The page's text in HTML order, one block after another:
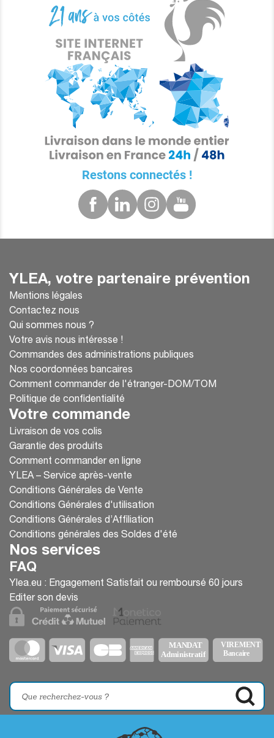
Restons connectés !
YLEA, votre partenaire prévention
Mentions légales
Contactez nous
Qui sommes nous ?
Votre avis nous intéresse !
Commandes des administrations publiques
Nos coordonnées bancaires
Comment commander de l'étranger-DOM/TOM
Politique de confidentialité
Votre commande
Livraison de vos colis
Garantie des produits
Comment commander en ligne
YLEA – Service après-vente
Conditions Générales de Vente
Conditions Générales d'utilisation
Conditions Générales d’Affiliation
Conditions générales des Soldes d'été
Nos services
FAQ
Ylea.eu : Engagement Satisfait ou remboursé 60 jours
Editer son devis